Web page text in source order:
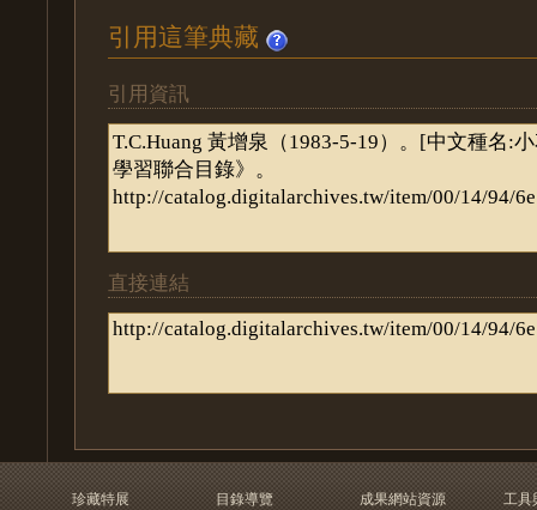
引用這筆典藏
引用資訊
直接連結
珍藏特展
目錄導覽
成果網站資源
工具